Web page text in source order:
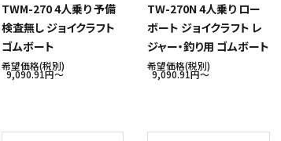
TWM-270 4人乗り 予備
検査無し ジョイクラフト
ゴムボート
希望価格(税別)
9,090.91円〜
TW-270N 4人乗り ロー
ボート ジョイクラフト レ
ジャー・釣り用 ゴムボート
希望価格(税別)
9,090.91円〜